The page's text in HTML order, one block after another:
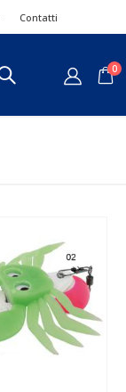
Contatti
0